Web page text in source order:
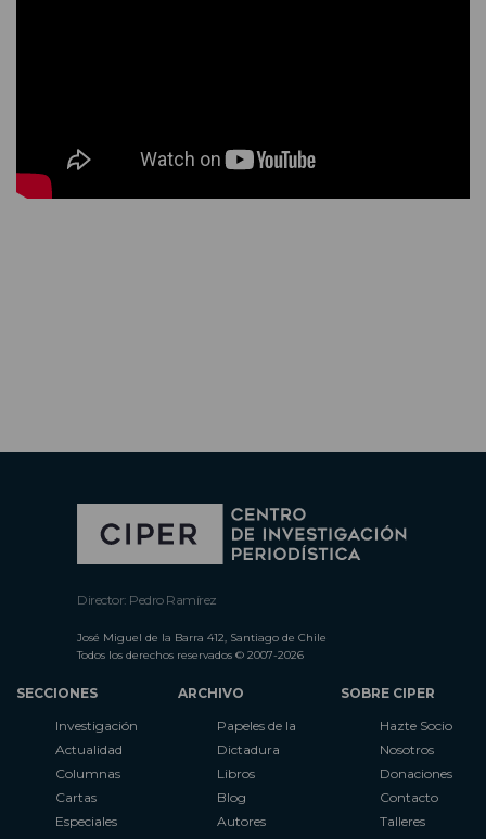
Director: Pedro Ramírez
José Miguel de la Barra 412, Santiago de Chile
Todos los derechos reservados © 2007-2026
SECCIONES
Investigación
Actualidad
Columnas
Cartas
Especiales
ARCHIVO
Papeles de la
Dictadura
Libros
Blog
Autores
SOBRE CIPER
Hazte Socio
Nosotros
Donaciones
Contacto
Talleres